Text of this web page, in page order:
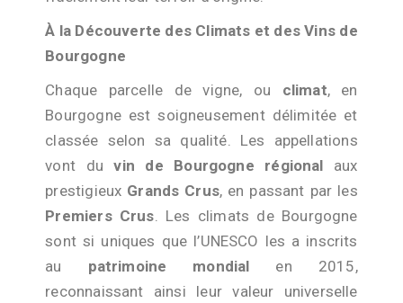
À la Découverte des Climats et des Vins de
Bourgogne
Chaque parcelle de vigne, ou climat, en
Bourgogne est soigneusement délimitée et
classée selon sa qualité. Les appellations
vont duvin de Bourgogne régional aux
prestigieux Grands Crus, en passant par les
Premiers Crus . Les climats de Bourgogne
sont si uniques que l’UNESCO les a inscrits
au patrimoine mondial en 2015,
reconnaissant ainsi leur valeur universelle